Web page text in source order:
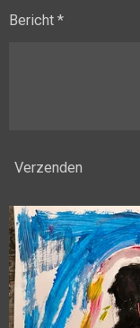
Bericht *
Verzenden